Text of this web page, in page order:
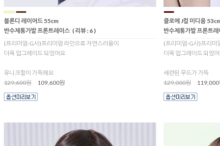
블론디 레이어드 55cm
반수제통가발 프론트레이스 ( 리뷰 : 6 )
(프리미엄-G사)프리미엄 라인으로 자연스러움이
더욱 업그레이드 되었어요
유니크함이 가득해요
129,600원
109,600원
클로에 J컬 미디움
반수제통가발 프론트레
(프리미엄-G사)프리미
더욱 업그레이드 되었
세련된 무드가 가득
129,000원
119,000